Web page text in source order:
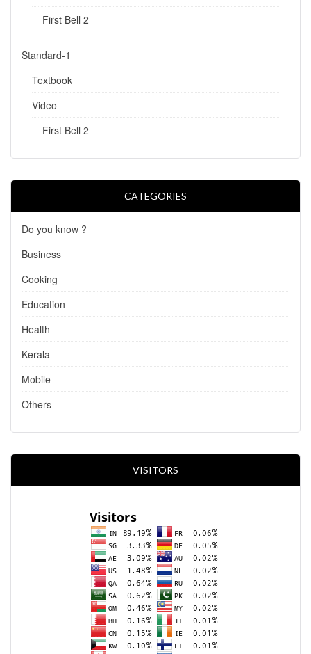
First Bell 2
Standard-1
Textbook
Video
First Bell 2
CATEGORIES
Do you know ?
Business
Cooking
Education
Health
Kerala
Mobile
Others
VISITORS